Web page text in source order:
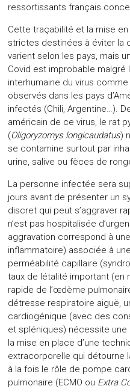
ressortissants français
Cette traçabilité et la mise
strictes destinées à éviter la
varient selon les pays, mais
Covid est improbable
interhumaine du virus
observés dans les pays
infectés (Chili, Argentine…).
américain de ce virus, le rat
(Oligoryzomys longicaudatus)
se contamine surtout par
urine, salive ou fèces de
La personne infectée sera
jours avant de présenter un
discret qui peut s’aggraver
n’est pas hospitalisée
aggravation correspond à
inflammatoire) associée à
perméabilité capillaire
taux de létalité important (en
rapide de l’œdème
détresse respiratoire aiguë,
cardiogénique (avec des
et spléniques) nécessite
la mise en place d’une
extracorporelle qui détourne
à la fois le rôle de pompe
pulmonaire (ECMO ou Extra